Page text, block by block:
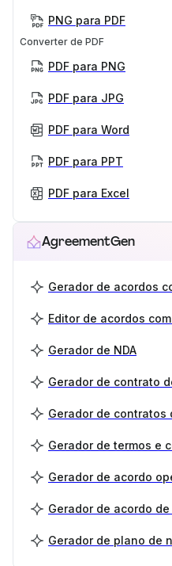
PNG para PDF
Converter de PDF
PDF para PNG
PDF para JPG
PDF para Word
PDF para PPT
PDF para Excel
AgreementGen
Gerador de acordos
Editor de acordos
Gerador de NDA
Gerador de contrato
Gerador de contratos
Gerador de termos e
Gerador de acordo
Gerador de acordo
Gerador de plano de